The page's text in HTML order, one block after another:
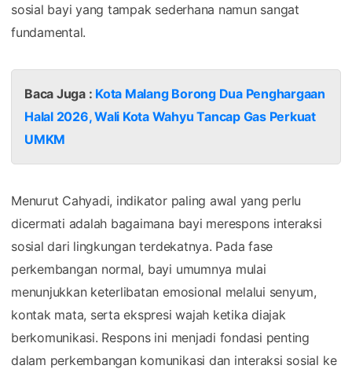
sosial bayi yang tampak sederhana namun sangat
fundamental.
Baca Juga : Kota Malang Borong Dua Penghargaan
Halal 2026, Wali Kota Wahyu Tancap Gas Perkuat
UMKM
Menurut Cahyadi, indikator paling awal yang perlu
dicermati adalah bagaimana bayi merespons interaksi
sosial dari lingkungan terdekatnya. Pada fase
perkembangan normal, bayi umumnya mulai
menunjukkan keterlibatan emosional melalui senyum,
kontak mata, serta ekspresi wajah ketika diajak
berkomunikasi. Respons ini menjadi fondasi penting
dalam perkembangan komunikasi dan interaksi sosial ke